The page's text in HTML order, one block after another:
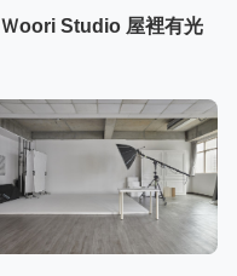
Ｗoori Studio 屋裡有光